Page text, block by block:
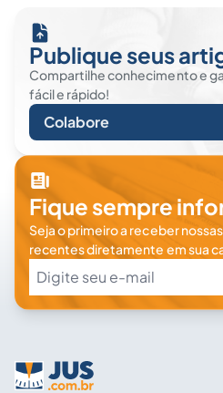
Publique seus
Compartilhe conhecimento e
fácil e rápido!
Colabore
Fique sempre
Seja o primeiro a receber
recentes diretamente em sua